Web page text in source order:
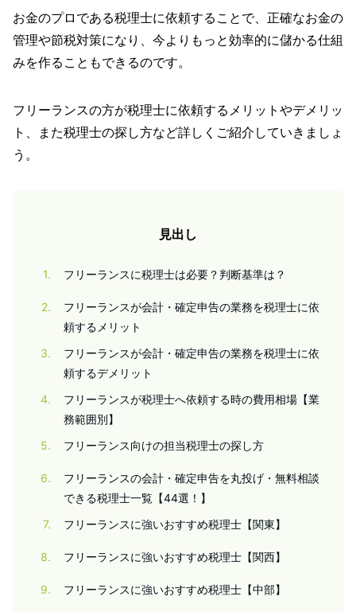
お金のプロである税理士に依頼することで、正確なお金の
管理や節税対策になり、今よりもっと効率的に儲かる仕組
みを作ることもできるのです。
フリーランスの方が税理士に依頼するメリットやデメリッ
ト、また税理士の探し方など詳しくご紹介していきましょ
う。
見出し
1 フリーランスに税理士は必要？判断基準は？
2
フリーランスが会計・確定申告の業務を税理士に依
頼するメリット
3
フリーランスが会計・確定申告の業務を税理士に依
頼するデメリット
4
フリーランスが税理士へ依頼する時の費用相場【業
務範囲別】
5
フリーランス向けの担当税理士の探し方
6
フリーランスの会計・確定申告を丸投げ・無料相談
できる税理士一覧【44選！】
7
フリーランスに強いおすすめ税理士【関東】
8 フリーランスに強いおすすめ税理士【関西】
9 フリーランスに強いおすすめ税理士【中部】